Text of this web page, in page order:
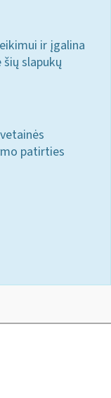
ir įgalina
slapukų
patirties